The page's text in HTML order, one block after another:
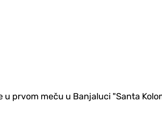
prvom meču u Banjaluci "Santa